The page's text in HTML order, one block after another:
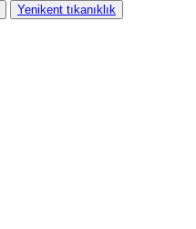
Yenikent tıkanıklık